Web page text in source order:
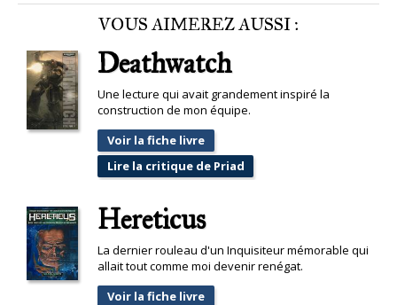
VOUS AIMEREZ AUSSI :
Deathwatch
Une lecture qui avait grandement inspiré la
construction de mon équipe.
Voir la fiche livre
Lire la critique de Priad
Hereticus
La dernier rouleau d'un Inquisiteur mémorable qui
allait tout comme moi devenir renégat.
Voir la fiche livre